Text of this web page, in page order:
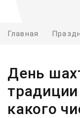
Главная
День
какого